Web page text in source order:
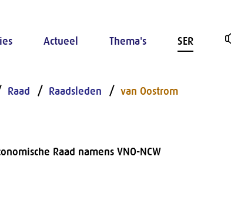
Actueel Thema's SER
Raad Raadsleden van Oostrom
Raad namens VNO-NCW